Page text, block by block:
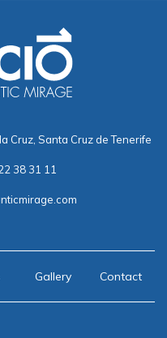
Cruz, Santa Cruz de Tenerife
38 31 11
Gallery Contact